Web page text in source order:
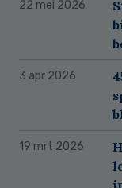
22 mei 2026
3 apr 2026
19 mrt 2026